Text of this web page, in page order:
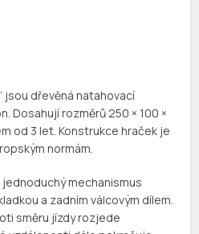
jsou dřevěná natahovací
Dosahují rozměrů 250 × 100 ×
od 3 let. Konstrukce hraček je
normám.
mechanismus
a zadním válcovým dílem.
směru jízdy rozjede